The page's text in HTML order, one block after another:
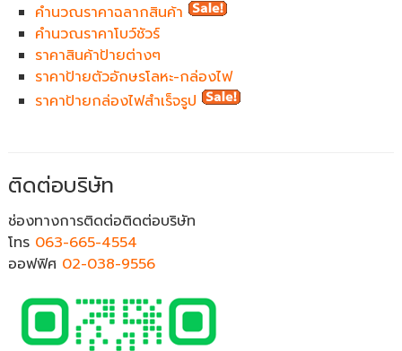
คำนวณราคาฉลากสินค้า
คำนวณราคาโบว์ชัวร์
ราคาสินค้าป้ายต่างๆ
ราคาป้ายตัวอักษรโลหะ-กล่องไฟ
ราคาป้ายกล่องไฟสำเร็จรูป
ติดต่อบริษัท
ช่องทางการติดต่อติดต่อบริษัท
โทร 063-665-4554
ออฟฟิศ 02-038-9556